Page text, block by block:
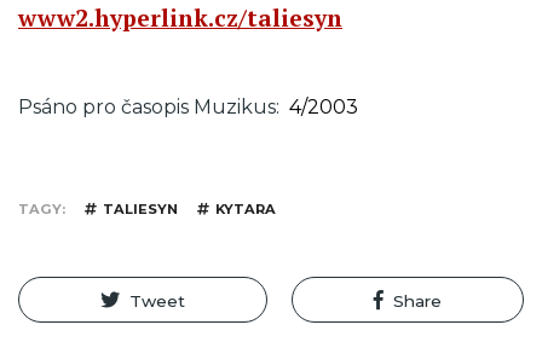
www2.hyperlink.cz/taliesyn
Psáno pro časopis Muzikus 4/2003
TAGY TALIESYN KYTARA
Tweet Share